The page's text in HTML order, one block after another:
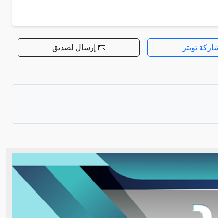
تويتر 📧 إرسال لصديق